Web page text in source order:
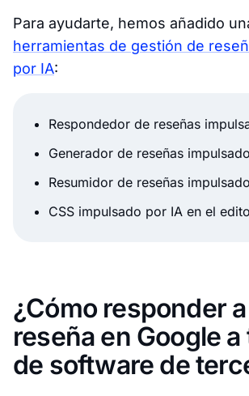
Para ayudarte, hemos añadido
herramientas de gestión de
por IA:
Respondedor de reseñas
Generador de reseñas
Resumidor de reseñas
CSS impulsado por IA en el
¿Cómo responder
reseña en Google
de software de